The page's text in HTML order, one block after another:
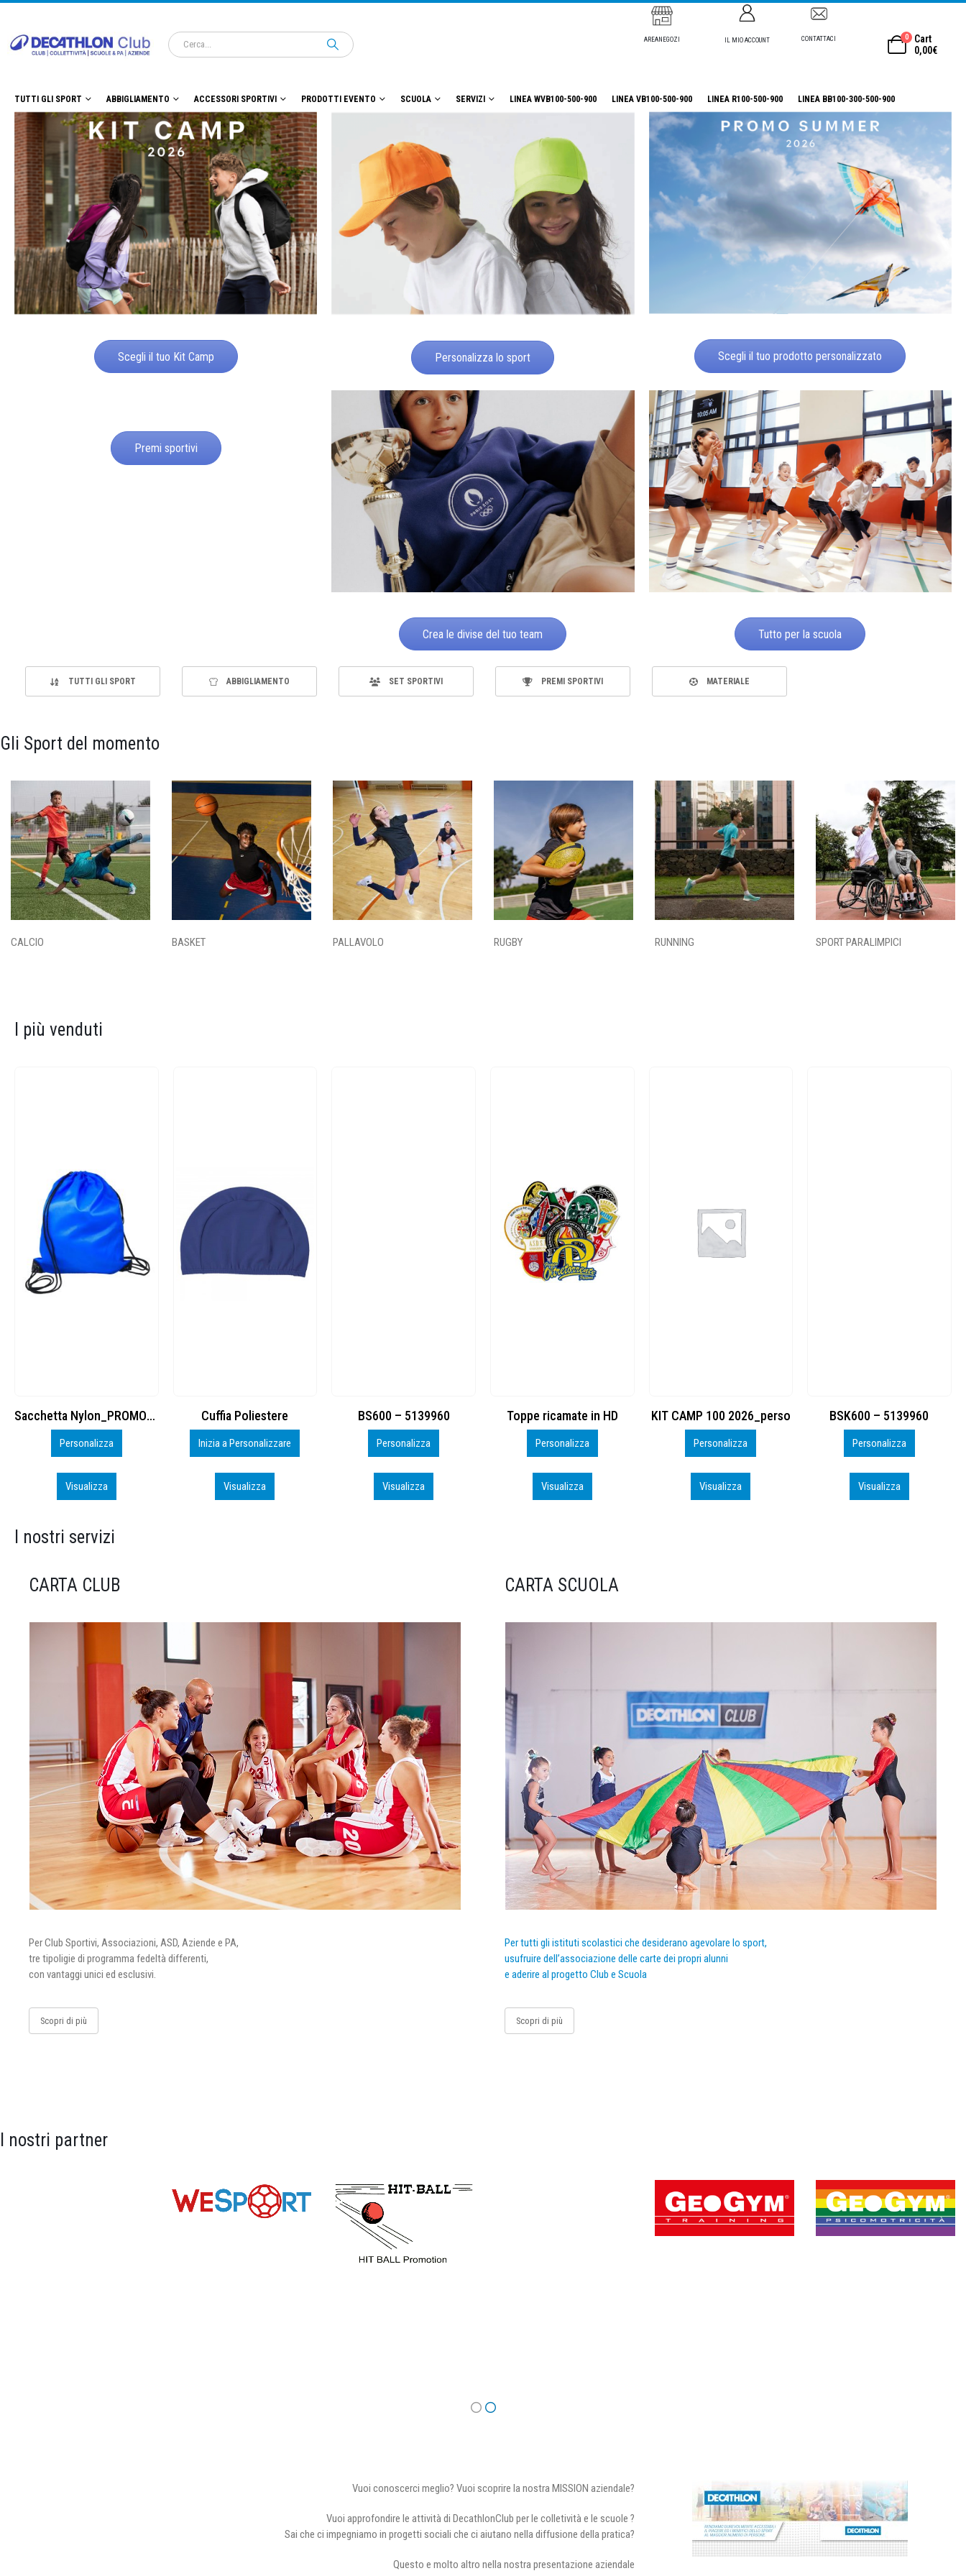
AREANEGOZI IL MIO ACCOUNT CONTATTACI 0
Cart
0,00€
TUTTI GLI SPORT ABBIGLIAMENTO ACCESSORI SPORTIVI PRODOTTI EVENTO SCUOLA SERVIZI LINEA WVB100-500-900 LINEA VB100-500-900 LINEA R100-500-900 LINEA BB100-300-500-900
Scegli il tuo Kit Camp Personalizza lo sport Scegli il tuo prodotto personalizzato
Premi sportivi
Crea le divise del tuo team Tutto per la scuola
TUTTI GLI SPORT ABBIGLIAMENTO SET SPORTIVI PREMI SPORTIVI MATERIALE
Gli Sport del momento
CALCIO BASKET PALLAVOLO RUGBY RUNNING SPORT PARALIMPICI
I più venduti
Cuffia Poliestere
Inizia a Personalizzare
Visualizza
BS600 – 5139960
Personalizza
Visualizza
Toppe ricamate in HD
Personalizza
Visualizza
KIT CAMP 100 2026_perso
Personalizza
Visualizza
BSK600 – 5139960
Personalizza
Visualizza
DTF
Personalizza
Visualizza
I nostri servizi
CARTA CLUB
Per Club Sportivi, Associazioni, ASD, Aziende e PA,
tre tipoligie di programma fedeltà differenti,
con vantaggi unici ed esclusivi.
Scopri di più
CARTA SCUOLA
Per tutti gli istituti scolastici che desiderano agevolare lo sport,
usufruire dell’associazione delle carte dei propri alunni
e aderire al progetto Club e Scuola
Scopri di più
I nostri partner
Vuoi conoscerci meglio? Vuoi scoprire la nostra MISSION aziendale?
Vuoi approfondire le attività di DecathlonClub per le colletività e le scuole ?
Sai che ci impegniamo in progetti sociali che ci aiutano nella diffusione della pratica?
Questo e molto altro nella nostra presentazione aziendale